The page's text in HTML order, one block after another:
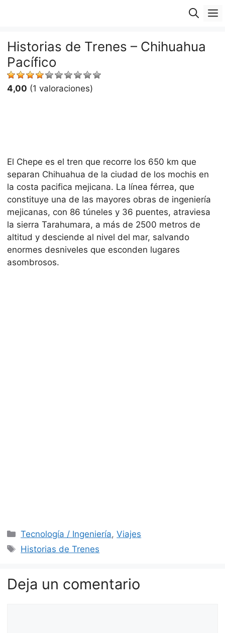
Historias de Trenes – Chihuahua
Pacífico
4,00 (1 valoraciones)
El Chepe es el tren que recorre los 650 km que
separan Chihuahua de la ciudad de los mochis en
la costa pacifica mejicana. La línea férrea, que
constituye una de las mayores obras de ingeniería
mejicanas, con 86 túneles y 36 puentes, atraviesa
la sierra Tarahumara, a más de 2500 metros de
altitud y desciende al nivel del mar, salvando
enormes desniveles que esconden lugares
asombrosos.
Categorías
Tecnología / Ingeniería,Viajes
Etiquetas
Historias de Trenes
Deja un comentario